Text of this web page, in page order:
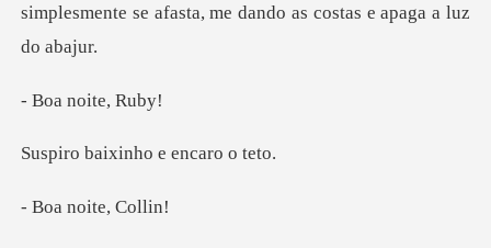
simplesmente se afasta,
noite,
xinho e enc
noite,